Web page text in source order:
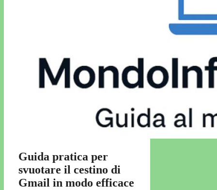
Guida pratica per
svuotare il cestino di
Gmail in modo efficace